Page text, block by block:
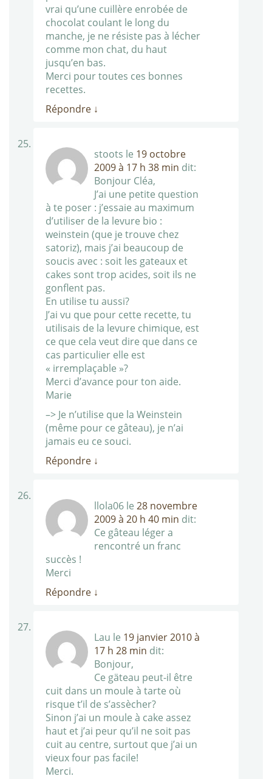
vrai qu’une cuillère enrobée de
chocolat coulant le long du
manche, je ne résiste pas à lécher
comme mon chat, du haut
jusqu’en bas.
Merci pour toutes ces bonnes
recettes.
Répondre ↓
stoots le 19 octobre
2009 à 17 h 38 min dit:
Bonjour Cléa,
J’ai une petite question
à te poser : j’essaie au maximum
d’utiliser de la levure bio :
weinstein (que je trouve chez
satoriz), mais j’ai beaucoup de
soucis avec : soit les gateaux et
cakes sont trop acides, soit ils ne
gonflent pas.
En utilise tu aussi?
J’ai vu que pour cette recette, tu
utilisais de la levure chimique, est
ce que cela veut dire que dans ce
cas particulier elle est
« irremplaçable »?
Merci d’avance pour ton aide.
Marie
–> Je n’utilise que la Weinstein
(même pour ce gâteau), je n’ai
jamais eu ce souci.
Répondre ↓
llola06 le 28 novembre
2009 à 20 h 40 min dit:
Ce gâteau léger a
rencontré un franc
succès !
Merci
Répondre ↓
Lau le 19 janvier 2010 à
17 h 28 min dit:
Bonjour,
Ce gäteau peut-il être
cuit dans un moule à tarte où
risque t’il de s’assècher?
Sinon j’ai un moule à cake assez
haut et j’ai peur qu’il ne soit pas
cuit au centre, surtout que j’ai un
vieux four pas facile!
Merci.